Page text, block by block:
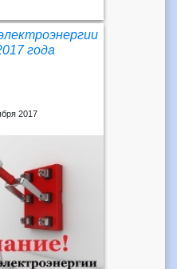
года
2017